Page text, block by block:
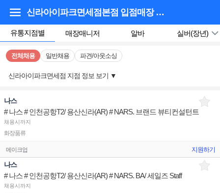
신라아이파크면세점본점 입점매장채용정보
유통지점별 매장매니저 알바 실버(장년)
전체채용 일반채용 파견/아웃소싱
신라아이파크면세점 지점 정보 보기 ▼
나스
# 나스 # 인천공항T2/ 용산신라(AR) # NARS. 브랜드 뷰티컨설턴트
채용시까지
화장품류
메이크업 지원하기
나스
# 나스 # 인천공항T2/ 용산신라(AR) # NARS. BA/ 세일즈 Staff
채용시까지